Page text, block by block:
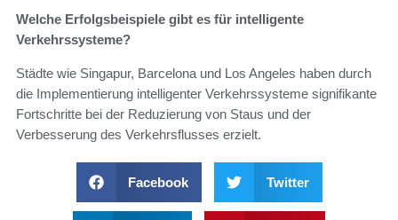
Welche Erfolgsbeispiele gibt es für intelligente
Verkehrssysteme?
Städte wie Singapur, Barcelona und Los Angeles haben durch
die Implementierung intelligenter Verkehrssysteme signifikante
Fortschritte bei der Reduzierung von Staus und der
Verbesserung des Verkehrsflusses erzielt.
Facebook Twitter